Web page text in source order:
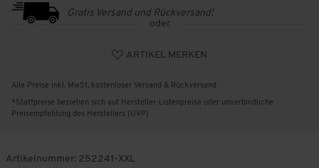
Gratis Versand und Rückversand!
oder
ARTIKEL MERKEN
Alle Preise inkl. MwSt, kostenloser Versand & Rückversand
*Stattpreise beziehen sich auf Hersteller-Listenpreise oder unverbindliche
Preisempfehlung des Herstellers (UVP)
Artikelnummer: 252241-XXL